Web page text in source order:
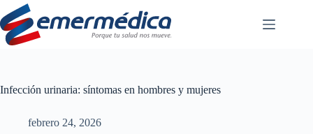
Saltar
al
contenido
Infección urinaria: síntomas en hombres y mujeres
febrero 24, 2026